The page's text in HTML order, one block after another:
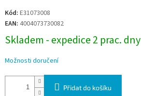
Měrná
cena:
Kód: E31073008
EAN: 4004073730082
Skladem - expedice 2 prac. dny
Možnosti doručení
Přidat do košíku